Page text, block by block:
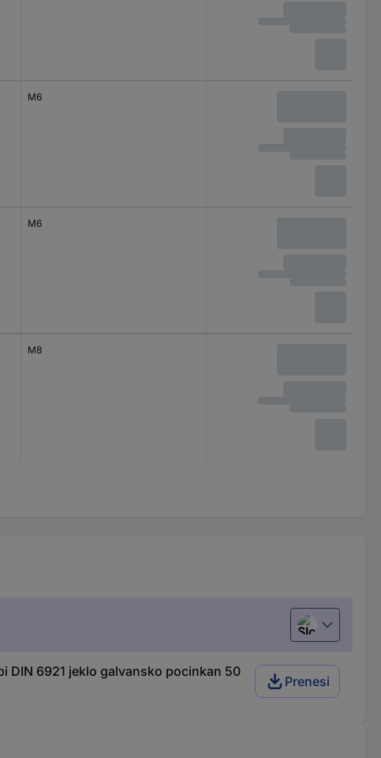
M6
M6
M8
Slovenščina
DIN 6921 jeklo galvansko pocinkan 50
Prenesi